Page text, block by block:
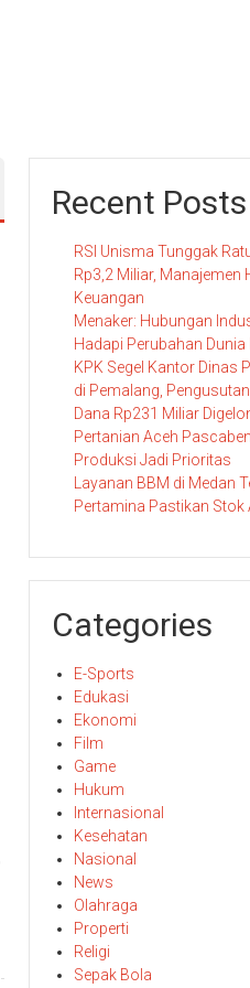
Recent Posts
RSI Unisma Tunggak
Rp3,2 Miliar, Manajemen
Keuangan
Menaker: Hubungan
Hadapi Perubahan Dunia
KPK Segel Kantor Dinas
di Pemalang,
Dana Rp231 Miliar
Pertanian Aceh
Produksi Jadi Prioritas
Layanan BBM di Medan
Pertamina Pastikan Stok
Categories
E-Sports
Edukasi
Ekonomi
Film
Game
Hukum
Internasional
Kesehatan
Nasional
News
Olahraga
Properti
Religi
Sepak Bola